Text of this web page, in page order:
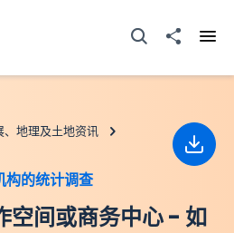
打开搜寻器分享至
、地理及土地资讯
构的统计调查
空间或商务中心 - 如
下载